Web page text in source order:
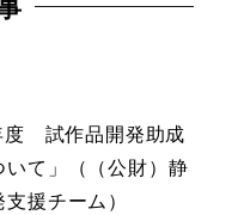
度 試作品開発助成
いて」（（公財）静
援チーム）